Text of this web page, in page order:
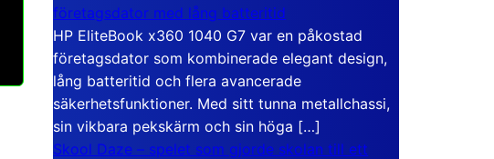
företagsdator med lång batteritid
HP EliteBook x360 1040 G7 var en påkostad
företagsdator som kombinerade elegant design,
lång batteritid och flera avancerade
säkerhetsfunktioner. Med sitt tunna metallchassi,
sin vikbara pekskärm och sin höga […]
Skool Daze – spelet som gjorde skolan till ett